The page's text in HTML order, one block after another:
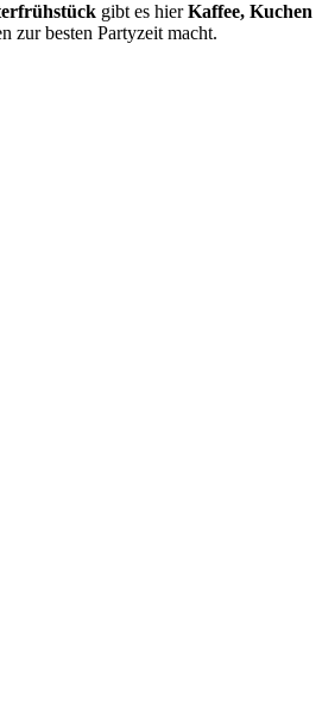
gibt es hierKaffee, Kuchen
zur besten Partyzeit macht.